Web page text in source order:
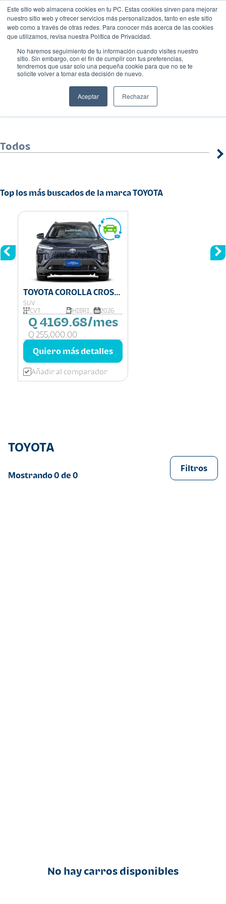
Este sitio web almacena cookies en tu PC. Estas cookies sirven para mejorar
nuestro sitio web y ofrecer servicios más personalizados, tanto en este sitio
web como a través de otras redes. Para conocer más acerca de las cookies
que utilizamos, revisa nuestra Política de Privacidad.
No haremos seguimiento de tu información cuando visites nuestro
sitio. Sin embargo, con el fin de cumplir con tus preferencias,
tendremos que usar solo una pequeña cookie para que no se te
solicite volver a tomar esta decisión de nuevo.
Aceptar Rechazar
TOYOTA
Todos
Top los más buscados de la marca TOYOTA
TOYOTA COROLLA CROSS
HYBRID
SUV
CVT
2026
Q 4169.68/mes
Q 255,000.00
Quiero más detalles
Añadir al comparador
TOYOTA
Mostrando0 de 0
Filtros
No hay carros disponibles